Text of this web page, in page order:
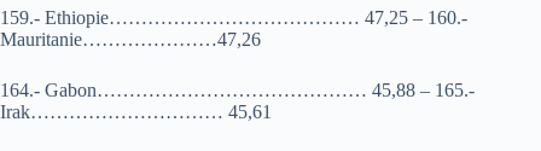
159.- Ethiopie………………………………… 47,25 – 160.-
Mauritanie…………………47,26
164.- Gabon…………………………………… 45,88 – 165.-
Irak………………………… 45,61